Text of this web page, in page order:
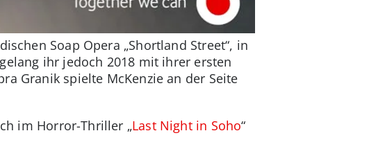
Soap Opera „Shortland Street“, in
ihr jedoch 2018 mit ihrer ersten
Granik spielte McKenzie an der Seite
im Horror-Thriller „Last Night in Soho“